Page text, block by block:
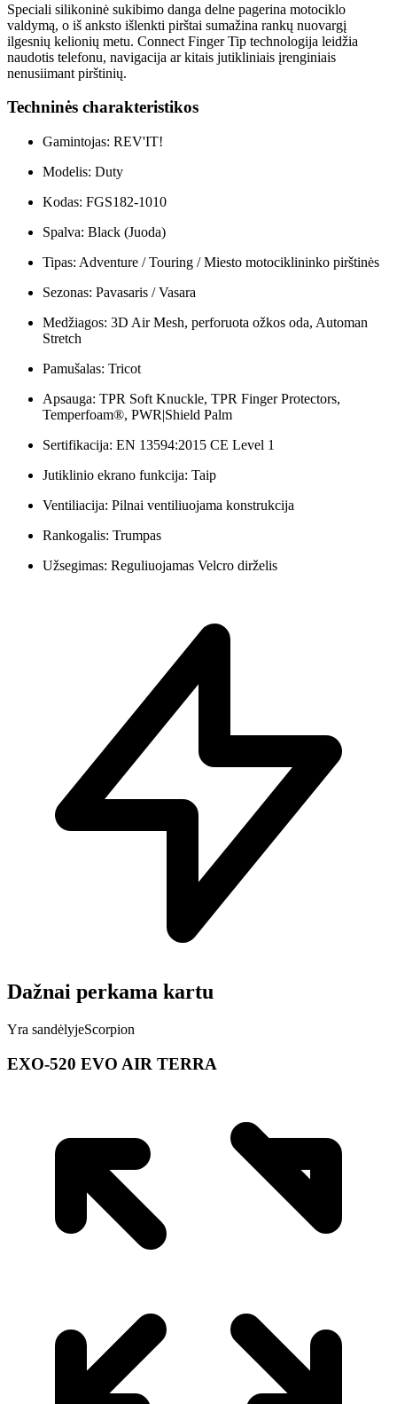
Speciali silikoninė sukibimo danga delne pagerina motociklo
valdymą, o iš anksto išlenkti pirštai sumažina rankų nuovargį
ilgesnių kelionių metu. Connect Finger Tip technologija leidžia
naudotis telefonu, navigacija ar kitais jutikliniais įrenginiais
nenusiimant pirštinių.
Techninės charakteristikos
Gamintojas: REV'IT!
Modelis: Duty
Kodas: FGS182-1010
Spalva: Black (Juoda)
Tipas: Adventure / Touring / Miesto motociklininko pirštinės
Sezonas: Pavasaris / Vasara
Medžiagos: 3D Air Mesh, perforuota ožkos oda, Automan
Stretch
Pamušalas: Tricot
Apsauga: TPR Soft Knuckle, TPR Finger Protectors,
Temperfoam®, PWR|Shield Palm
Sertifikacija: EN 13594:2015 CE Level 1
Jutiklinio ekrano funkcija: Taip
Ventiliacija: Pilnai ventiliuojama konstrukcija
Rankogalis: Trumpas
Užsegimas: Reguliuojamas Velcro dirželis
Dažnai perkama kartu
Yra sandėlyjeScorpion
EXO-520 EVO AIR TERRA